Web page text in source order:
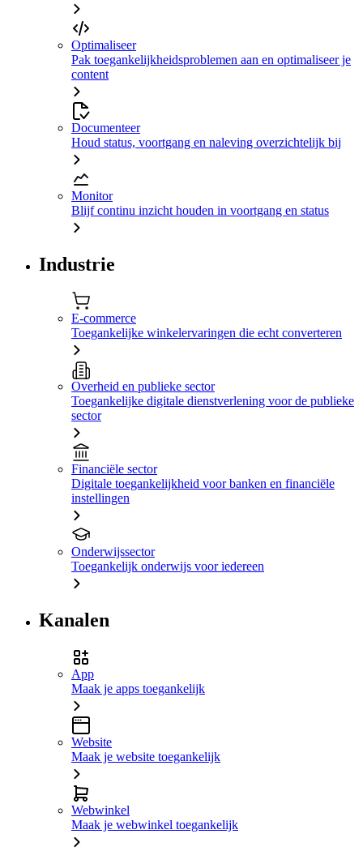
Optimaliseer
Pak toegankelijkheidsproblemen aan en optimaliseer je
content
Documenteer
Houd status, voortgang en naleving overzichtelijk bij
Monitor
Blijf continu inzicht houden in voortgang en status
Industrie
E-commerce
Toegankelijke winkelervaringen die echt converteren
Overheid en publieke sector
Toegankelijke digitale dienstverlening voor de publieke
sector
Financiële sector
Digitale toegankelijkheid voor banken en financiële
instellingen
Onderwijssector
Toegankelijk onderwijs voor iedereen
Kanalen
App
Maak je apps toegankelijk
Website
Maak je website toegankelijk
Webwinkel
Maak je webwinkel toegankelijk